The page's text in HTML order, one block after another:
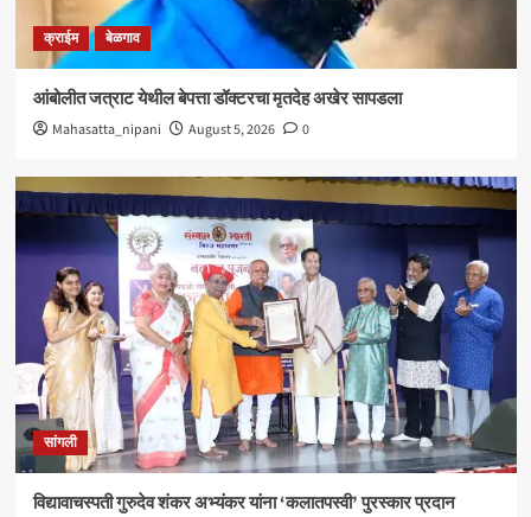
क्राईम बेळगाव
आंबोलीत जत्राट येथील बेपत्ता डॉक्टरचा मृतदेह अखेर सापडला
Mahasatta_nipani August 5, 2026 0
सांगली
विद्यावाचस्पती गुरुदेव शंकर अभ्यंकर यांना ‘कलातपस्वी’ पुरस्कार प्रदान